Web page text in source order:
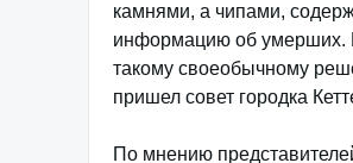
камнями, а чипами,
информацию об умерших.
такому своеобычному
пришел совет городка
По мнению